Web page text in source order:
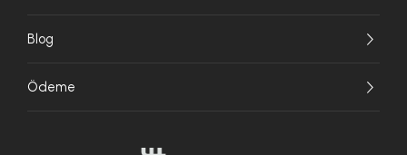
Blog
Ödeme